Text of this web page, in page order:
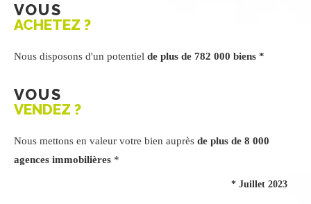
VOUS
ACHETEZ ?
Nous disposons d'un potentiel de plus de 782 000 biens *
VOUS
VENDEZ ?
Nous mettons en valeur votre bien auprès de plus de 8 000
agences immobilières *
* Juillet 2023